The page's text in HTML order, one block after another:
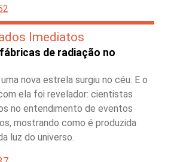
Imediatos
de radiação no
nova estrela surgiu no céu. E o
ela foi revelador: cientistas
no entendimento de eventos
mostrando como é produzida
luz do universo.